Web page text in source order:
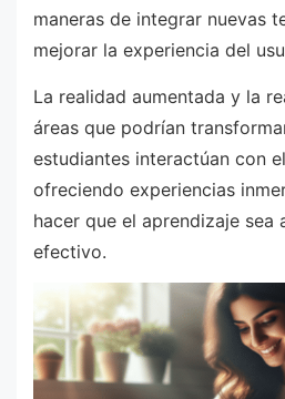
maneras de integrar nuevas
mejorar la experiencia del
La realidad aumentada y la
áreas que podrían
estudiantes interactúan con
ofreciendo experiencias
hacer que el aprendizaje sea
efectivo.